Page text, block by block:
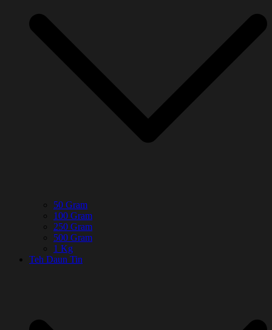
50 Gram
100 Gram
250 Gram
500 Gram
1 Kg
Teh Daun Tin